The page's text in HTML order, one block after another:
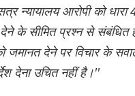
न्यायालय आरोपी को
के सीमित प्रश्न से संबंधित
जमानत देने पर विचार के
देना उचित नहीं है।''